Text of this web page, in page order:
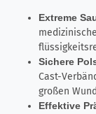
Extreme
Sichere
Cast-
großen
Effektive